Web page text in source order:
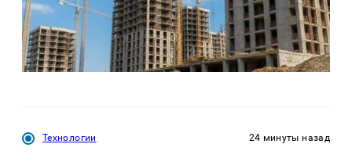
Технологии 24 минуты назад